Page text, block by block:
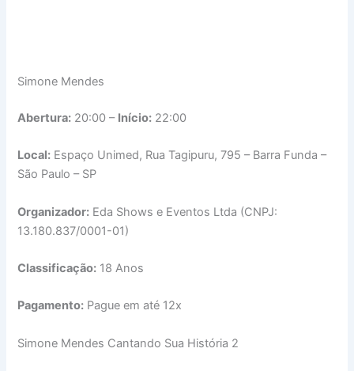
Simone Mendes
Abertura: 20:00 – Início: 22:00
Local: Espaço Unimed, Rua Tagipuru, 795 – Barra Funda –
São Paulo – SP
Organizador: Eda Shows e Eventos Ltda (CNPJ:
13.180.837/0001-01)
Classificação: 18 Anos
Pagamento: Pague em até 12x
Simone Mendes Cantando Sua História 2